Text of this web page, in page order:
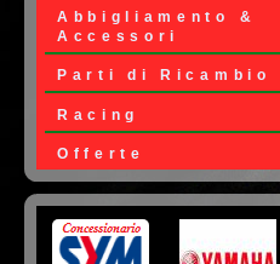
Abbigliamento &
Accessori
Parti di Ricambio
Racing
Offerte
Loghi Moto